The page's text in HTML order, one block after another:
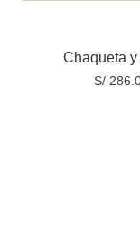
Chaqueta
S/